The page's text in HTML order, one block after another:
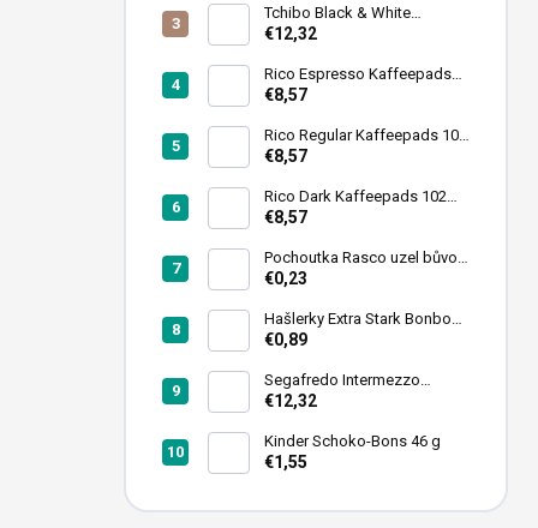
Tchibo Black & White
Kaffeebohnen 1 kg
€12,32
Rico Espresso Kaffeepads
102 Stück
€8,57
Rico Regular Kaffeepads 102
Stück
€8,57
Rico Dark Kaffeepads 102
Stück
€8,57
Pochoutka Rasco uzel bůvolí
bílý 6,26cm 50ks
€0,23
Hašlerky Extra Stark Bonbons
90 g
€0,89
Segafredo Intermezzo
Kaffeebohnen 1kg
€12,32
Kinder Schoko-Bons 46 g
€1,55